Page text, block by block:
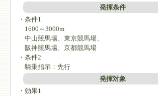
発揮条件
・条件1
1600～3000m
中山競馬場、東京競馬場、
阪神競馬場、京都競馬場
・条件2
騎乗指示：先行
発揮対象
・効果1